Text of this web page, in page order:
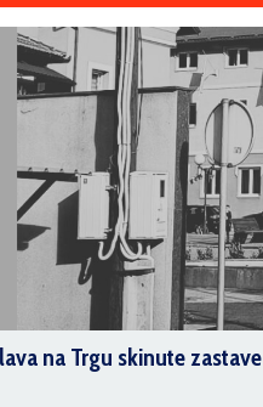
na Trgu skinute zastave